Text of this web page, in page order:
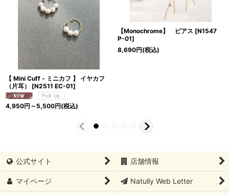
【 Mini Cuff - ミニカフ 】 イヤカフ
（片耳）
[N2511 EC-01]
4,950円 ～5,500円(税込)
【Monochrome】 ピアス [N1547
P-01]
8,690円(税込)
公式サイト 店舗情報
マイページ Natully Web Letter